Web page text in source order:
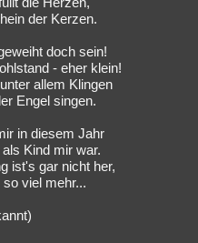
der Kerzen.
doch sein!
- eher klein!
allem Klingen
Engel singen.
in diesem Jahr
Kind mir war.
ist's gar nicht her,
viel mehr...